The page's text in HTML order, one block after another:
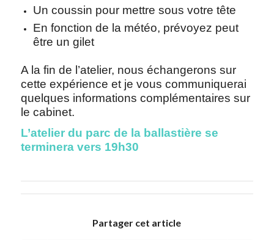
Un coussin pour mettre sous votre tête
En fonction de la météo, prévoyez peut
être un gilet
A la fin de l’atelier, nous échangerons sur
cette expérience et je vous communiquerai
quelques informations complémentaires sur
le cabinet.
L’atelier du parc de la ballastière se
terminera vers 19h30
Partager cet article